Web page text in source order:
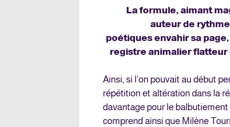
La formule, aimant
auteur de
poétiques envahir sa
registre animalier flatteur
Ainsi, si l’on pouvait au début
répétition et altération dans la
davantage pour le
comprend ainsi que Milène